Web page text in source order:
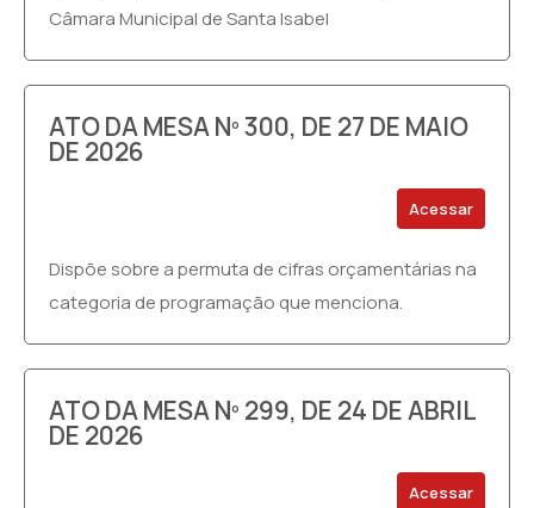
Câmara Municipal de Santa Isabel
ATO DA MESA Nº 300, DE 27 DE MAIO
DE 2026
Acessar
Dispõe sobre a permuta de cifras orçamentárias na
categoria de programação que menciona.
ATO DA MESA Nº 299, DE 24 DE ABRIL
DE 2026
Acessar